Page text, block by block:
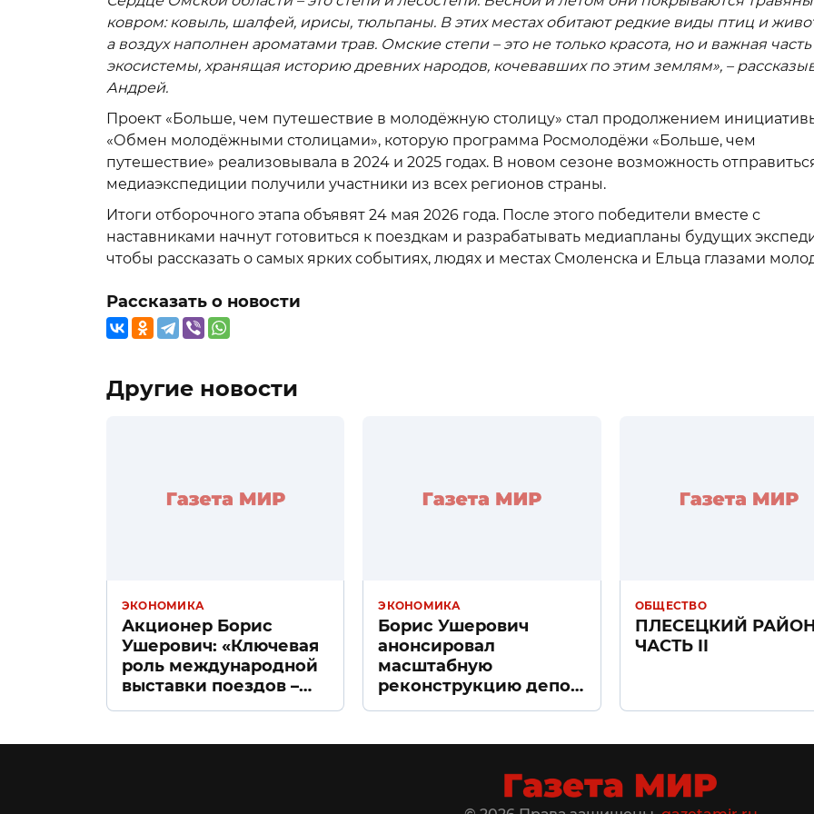
ковром: ковыль, шалфей, ирисы, тюльпаны. В этих местах обитают редкие виды птиц и
а воздух наполнен ароматами трав. Омские степи – это не только красота, но и важная часть
экосистемы, хранящая историю древних народов, кочевавших по этим землям», –
Андрей.
Проект «Больше, чем путешествие в молодёжную столицу» стал продолжением
«Обмен молодёжными столицами», которую программа Росмолодёжи «Больше, чем
путешествие» реализовывала в 2024 и 2025 годах. В новом сезоне возможность
медиаэкспедиции получили участники из всех регионов страны.
Итоги отборочного этапа объявят 24 мая 2026 года. После этого победители вместе с
наставниками начнут готовиться к поездкам и разрабатывать медиапланы будущих
чтобы рассказать о самых ярких событиях, людях и местах Смоленска и Ельца глазами
Рассказать о новости
Другие новости
ЭКОНОМИКА
Акционер Борис
Ушерович: «Ключевая
роль международной
выставки поездов –
поиск ответов на
ЭКОНОМИКА
Борис Ушерович
анонсировал
масштабную
реконструкцию депо
«Дачное» в Санкт-
ОБЩЕСТВО
ПЛЕСЕЦКИЙ
ЧАСТЬ II